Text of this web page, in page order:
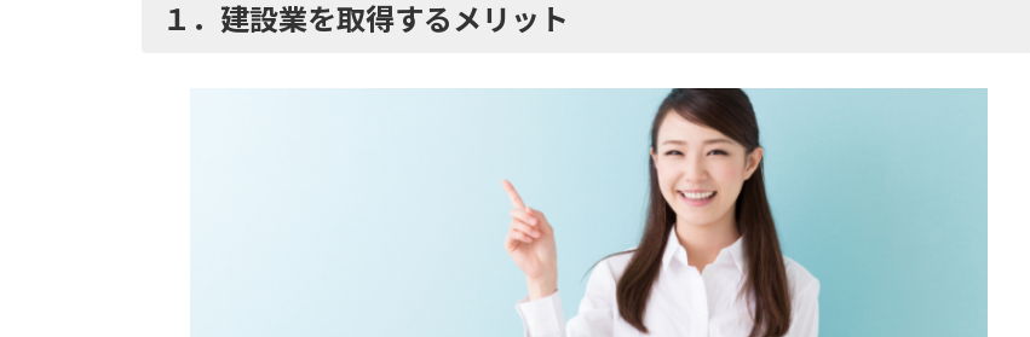
１．建設業を取得するメリット